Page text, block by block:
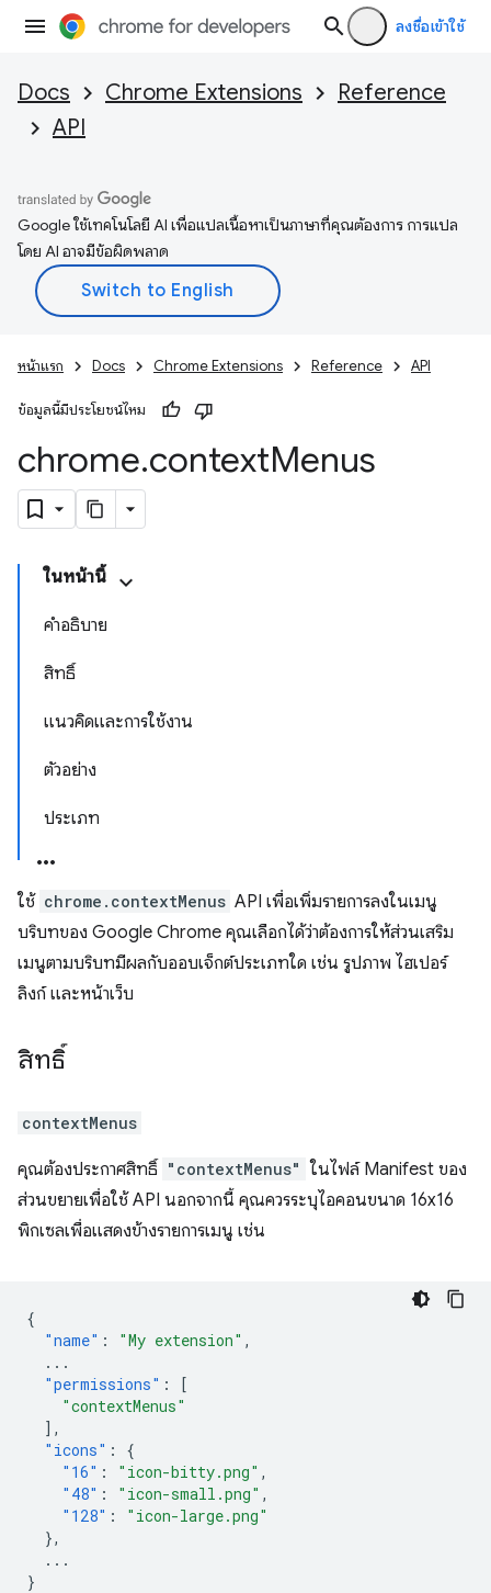
ลงชื่อเข้าใช้
Docs Chrome Extensions
Reference
API
Google ใช้เทคโนโลยี AI เพื่อแปลเนื้อหาเป็นภาษาที่คุณต้องการ การแปล
โดย AI อาจมีข้อผิดพลาด
หน้าแรก Docs Chrome Extensions Reference API
ข้อมูลนี้มีประโยชน์ไหม
chrome.contextMenus
ในหน้านี้
คำอธิบาย
สิทธิ์
แนวคิดและการใช้งาน
ตัวอย่าง
ประเภท
ใช้ chrome.contextMenus API เพื่อเพิ่มรายการลงในเมนู
บริบทของ Google Chrome คุณเลือกได้ว่าต้องการให้ส่วนเสริม
เมนูตามบริบทมีผลกับออบเจ็กต์ประเภทใด เช่น รูปภาพ ไฮเปอร์
ลิงก์ และหน้าเว็บ
สิทธิ์
contextMenus
คุณต้องประกาศสิทธิ์ "contextMenus" ในไฟล์ Manifest ของ
ส่วนขยายเพื่อใช้ API นอกจากนี้ คุณควรระบุไอคอนขนาด 16x16
พิกเซลเพื่อแสดงข้างรายการเมนู เช่น
{
"name" : "My extension" ,
...
"permissions" :
[
"contextMenus"
],
"icons" :
{
"16" : "icon-bitty.png" ,
"48" : "icon-small.png" ,
"128" :
"icon-large.png"
},
...
}